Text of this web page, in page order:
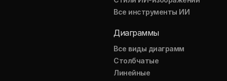
Все инструменты ИИ
Диаграммы
Все виды диаграмм
Столбчатые
Линейные